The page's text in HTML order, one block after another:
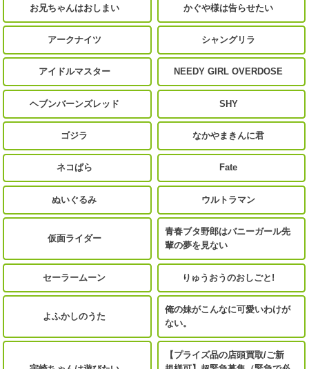
お兄ちゃんはおしまい かぐや様は告らせたい
アークナイツ シャングリラ
アイドルマスター NEEDY GIRL OVERDOSE
ヘブンバーンズレッド SHY
ゴジラ なかやまきんに君
ネコぱら Fate
ぬいぐるみ ウルトラマン
仮面ライダー
青春ブタ野郎はバニーガール先
輩の夢を見ない
セーラームーン りゅうおうのおしごと!
よふかしのうた
俺の妹がこんなに可愛いわけが
ない。
【プライズ品の店頭買取/ご新